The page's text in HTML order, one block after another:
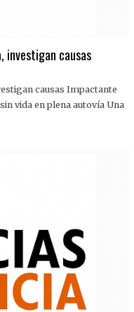
investigan causas
causas Impactante
vida en plena autovía Una